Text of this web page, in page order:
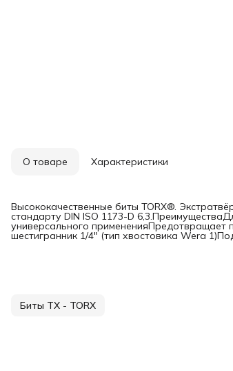
О товаре Характеристики
Высококачественные биты TORX®.
стандарту DIN ISO 1173-D
универсального
шестигранник 1/4" (тип хвостовика Wera
Биты TX - TORX